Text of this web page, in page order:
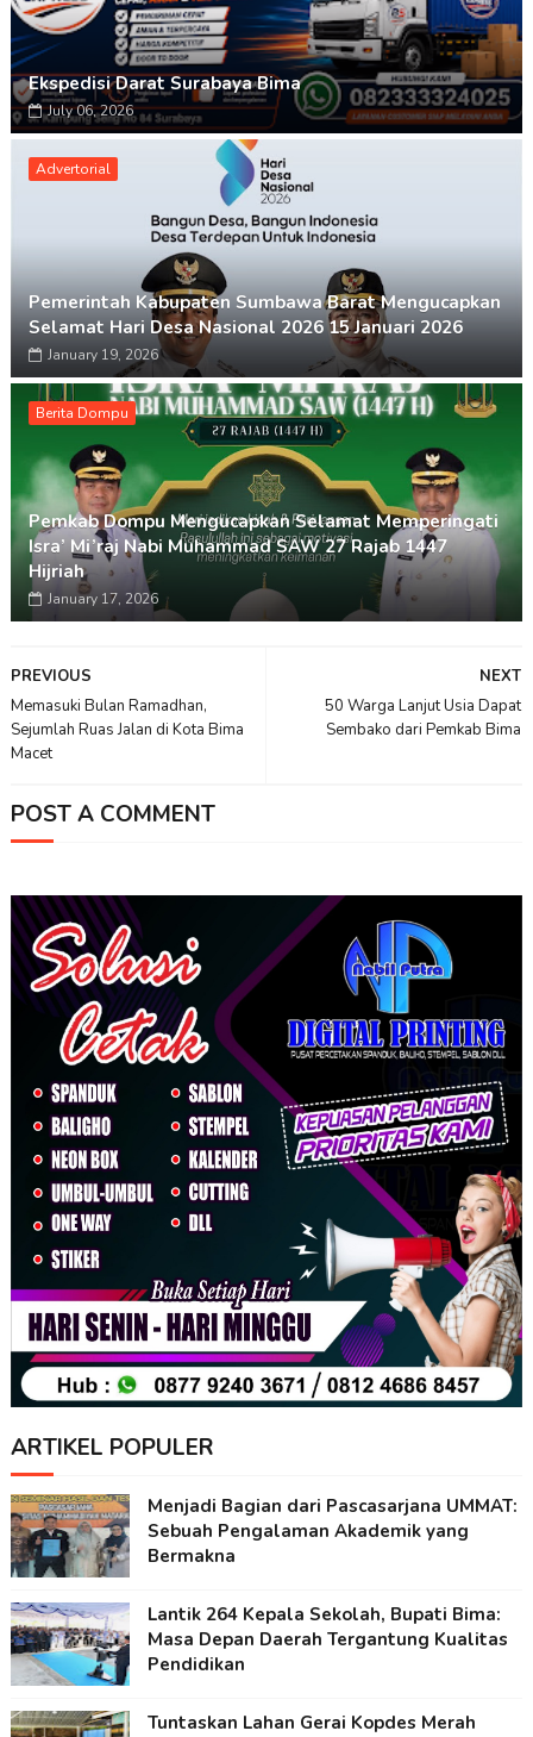
Ekspedisi Darat Surabaya Bima
July 06, 2026
Advertorial
Pemerintah Kabupaten Sumbawa Barat Mengucapkan
Selamat Hari Desa Nasional 2026 15 Januari 2026
January 19, 2026
Berita Dompu
Pemkab Dompu Mengucapkan Selamat Memperingati
Isra’ Mi’raj Nabi Muhammad SAW 27 Rajab 1447
Hijriah
January 17, 2026
NEXT
50 Warga Lanjut Usia Dapat
Sembako dari Pemkab Bima
PREVIOUS
Memasuki Bulan Ramadhan,
Sejumlah Ruas Jalan di Kota Bima
Macet
POST A COMMENT
ARTIKEL POPULER
Menjadi Bagian dari Pascasarjana UMMAT:
Sebuah Pengalaman Akademik yang
Bermakna
Lantik 264 Kepala Sekolah, Bupati Bima:
Masa Depan Daerah Tergantung Kualitas
Pendidikan
Tuntaskan Lahan Gerai Kopdes Merah